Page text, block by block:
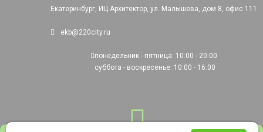
Екатеринбург, ИЦ Архитектор, ул. Малышева, дом 8, офис 111
ekb@220city.ru
понедельник - пятница: 10:00 - 20:00
суббота - воскресенье: 10:00 - 16:00